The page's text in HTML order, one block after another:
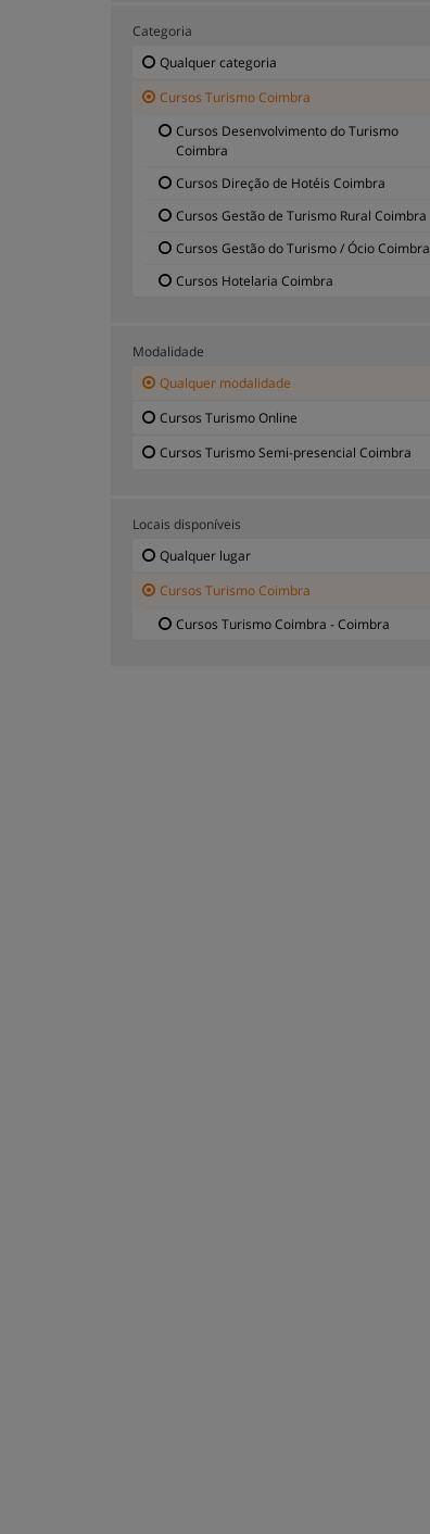
Categoria
Qualquer categoria
Cursos Turismo Coimbra
Cursos Desenvolvimento do Turismo
Coimbra
Cursos Direção de Hotéis Coimbra
Cursos Gestão de Turismo Rural Coimbra
Cursos Gestão do Turismo / Ócio Coimbra
Cursos Hotelaria Coimbra
Modalidade
Qualquer modalidade
Cursos Turismo Online
Cursos Turismo Semi-presencial Coimbra
Locais disponíveis
Qualquer lugar
Cursos Turismo Coimbra
Cursos Turismo Coimbra - Coimbra